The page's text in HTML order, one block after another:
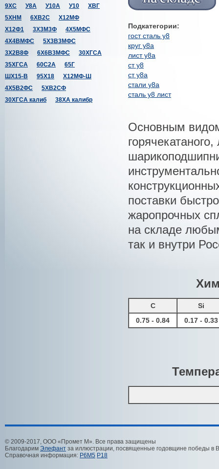
Подкатегории:
гост сталь у8
круг у8а
лист у8а
ст у8
ст у8а
стали у8а
сталь у8 лист
Основным
поставки
жаропрочных
на складе
так и внутри
C
Si
0.75 - 0.84
0.17 - 0.33
9ХС
У8А У10А У10
ХВГ
5ХНМ
6ХВ2С
Х12МФ
Х12Ф1
3Х3М3Ф
4Х5МФС
4Х4ВМФС
5Х3В3МФС
3Х2В8Ф
6Х6В3МФС
30ХГСА
35ХГСА
60С2А
65Г
ШХ15-В
95Х18
Х12МФ-Ш
4Х5В2ФС
5ХВ2СФ
30ХГСА калиб
38ХА калибр
© 2009-2017, ООО «Промет М». Все права защищены
Благодарим Элефант за иллюстрации, посвященные годовщине победы в
Справочная информация: Р6М5 Р18